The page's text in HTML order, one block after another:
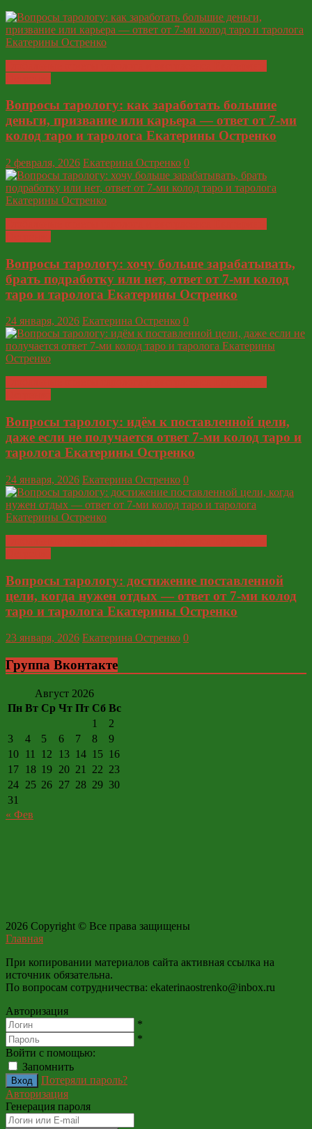
Вопросы тарологу: как заработать большие
деньги, призвание или карьера — ответ от 7-ми
колод таро и таролога Екатерины Остренко
2 февраля, 2026 Екатерина Остренко 0
Вопросы тарологу: хочу больше зарабатывать,
брать подработку или нет, ответ от 7-ми колод
таро и таролога Екатерины Остренко
24 января, 2026 Екатерина Остренко 0
Вопросы тарологу: идём к поставленной цели,
даже если не получается ответ 7-ми колод таро и
таролога Екатерины Остренко
24 января, 2026 Екатерина Остренко 0
Вопросы тарологу: достижение поставленной
цели, когда нужен отдых — ответ от 7-ми колод
таро и таролога Екатерины Остренко
23 января, 2026 Екатерина Остренко 0
Группа Вконтакте
Август 2026
Пн Вт Ср Чт Пт Сб Вс
1
2
3
4 5 6 7 8
9
10 11 12 13 14 15 16
17 18 19 20 21 22 23
24 25 26 27 28 29 30
31
« Фев
2026 Copyright © Все права защищены
Главная
При копировании материалов сайта активная ссылка на
источник обязательна.
По вопросам сотрудничества: ekaterinaostrenko@inbox.ru
Авторизация
*
*
Войти с помощью:
Запомнить
Потеряли пароль?
Авторизация
Генерация пароля